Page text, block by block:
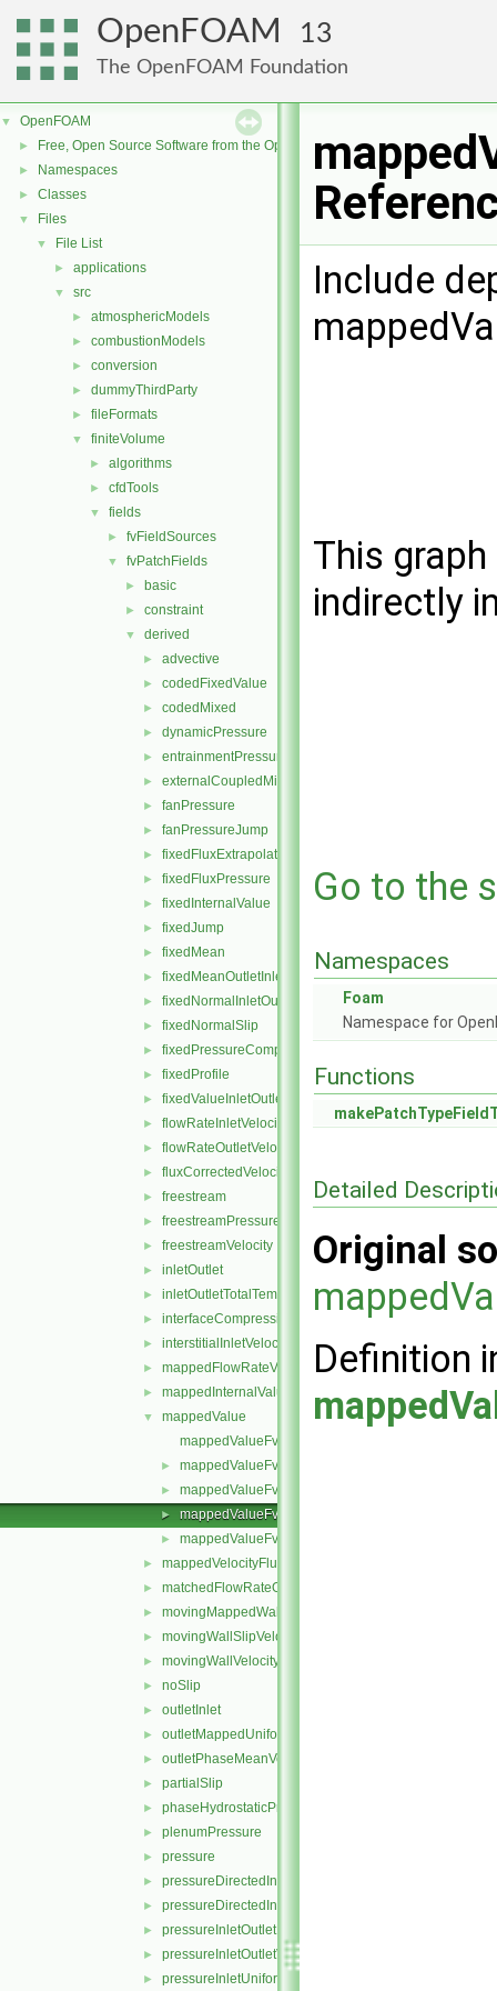
OpenFOAM 13
The OpenFOAM Foundation
▼ OpenFOAM
► Free, Open Source Software from the OpenFOAM Foundation
► Namespaces
► Classes
▼ Files
▼ File List
► applications
▼ src
► atmosphericModels
► combustionModels
► conversion
► dummyThirdParty
► fileFormats
▼ finiteVolume
► algorithms
► cfdTools
▼ fields
► fvFieldSources
▼ fvPatchFields
► basic
► constraint
▼ derived
► advective
► codedFixedValue
► codedMixed
► dynamicPressure
► entrainmentPressure
► externalCoupledMixed
► fanPressure
► fanPressureJump
► fixedFluxExtrapolatedPressure
► fixedFluxPressure
► fixedInternalValue
► fixedJump
► fixedMean
► fixedMeanOutletInlet
► fixedNormalInletOutletVelocity
► fixedNormalSlip
► fixedPressureCompressibleDensity
► fixedProfile
► fixedValueInletOutlet
► flowRateInletVelocity
► flowRateOutletVelocity
► fluxCorrectedVelocity
► freestream
► freestreamPressure
► freestreamVelocity
► inletOutlet
► inletOutletTotalTemperature
► interfaceCompression
► interstitialInletVelocity
► mappedFlowRateVelocity
► mappedInternalValue
▼
mappedValue
mappedValueFvPatchField.C
► mappedValueFvPatchField.H
► mappedValueFvPatchFields.C
► mappedValueFvPatchFields.H
► mappedValueFvPatchFieldsFwd.H
► mappedVelocityFlux
► matchedFlowRateOutletVelocity
► movingMappedWallVelocity
► movingWallSlipVelocity
► movingWallVelocity
► noSlip
► outletInlet
► outletMappedUniformInlet
► outletPhaseMeanVelocity
► partialSlip
► phaseHydrostaticPressure
► plenumPressure
► pressure
► pressureDirectedInletOutletVelocity
► pressureDirectedInletVelocity
► pressureInletOutletParSlipVelocity
► pressureInletOutletVelocity
► pressureInletUniformVelocity
Include
This
indirectly
Go to the
Namespaces
Foam
Namespace for
Functions
Detailed
Original
Definition